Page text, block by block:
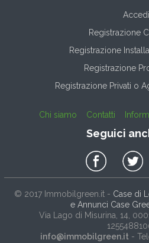
Accedi
Registrazione
Registrazione
Registrazione
Registrazione Privati o
Chi siamo Contatti
Seguici
© 2017 Immobilgreen.it- Case di
e Annunci Case
Via Lago di Misurina, 14 ,
info@immobilgreen.it -